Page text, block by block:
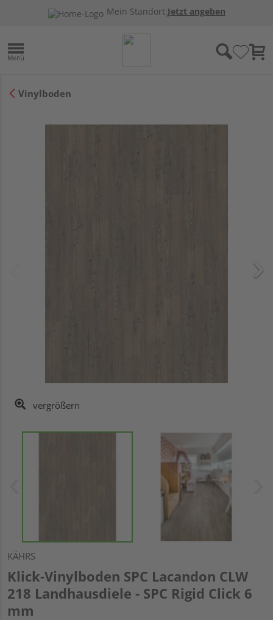
Mein Standort:Jetzt angeben
Vinylboden
vergrößern
KÄHRS
Klick-Vinylboden SPC Lacandon CLW
218 Landhausdiele - SPC Rigid Click 6
mm